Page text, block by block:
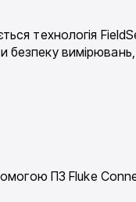
технологія
безпеку
ПЗ Fluke